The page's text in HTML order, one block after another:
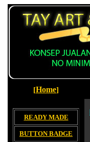
[Home]
READY MADE
BUTTON BADGE